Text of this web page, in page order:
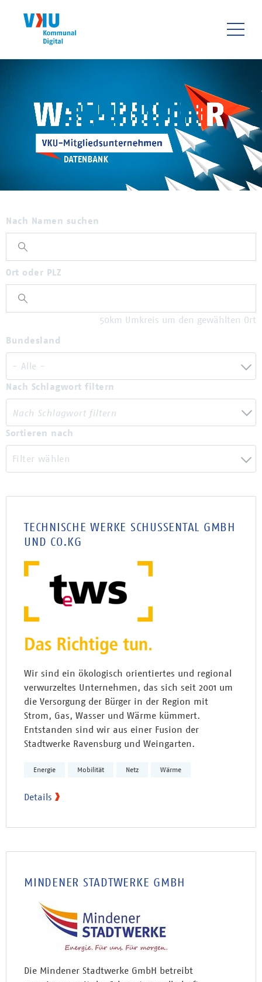
Nach Namen suchen
Ort oder PLZ
50km Umkreis um den gewählten Ort
Bundesland
- Alle -
Nach Schlagwort filtern
Sortieren nach
Filter wählen
TECHNISCHE WERKE SCHUSSENTAL GMBH
UND CO.KG
Wir sind ein ökologisch orientiertes und regional
verwurzeltes Unternehmen, das sich seit 2001 um
die Versorgung der Bürger in der Region mit
Strom, Gas, Wasser und Wärme kümmert.
Entstanden sind wir aus einer Fusion der
Stadtwerke Ravensburg und Weingarten.
Energie Mobilität Netz Wärme
Details
MINDENER STADTWERKE GMBH
Die Mindener Stadtwerke GmbH betreibt